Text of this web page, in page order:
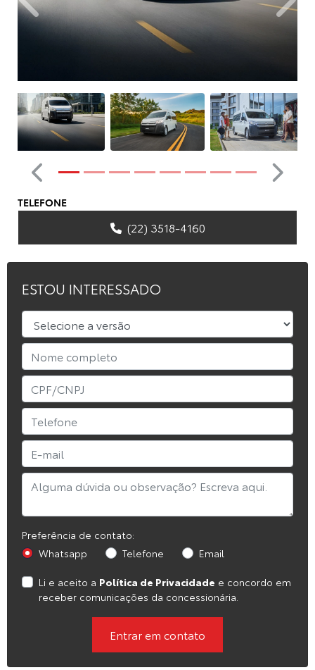
ESTOU INTERESSADO
Preferência de contato:
Whatsapp
Telefone Email
Li e aceito a Política de Privacidade e concordo em
receber comunicações da concessionária.
Entrar em contato
Anterior
Anterior
Próximo
TELEFONE
(22) 3518-4160